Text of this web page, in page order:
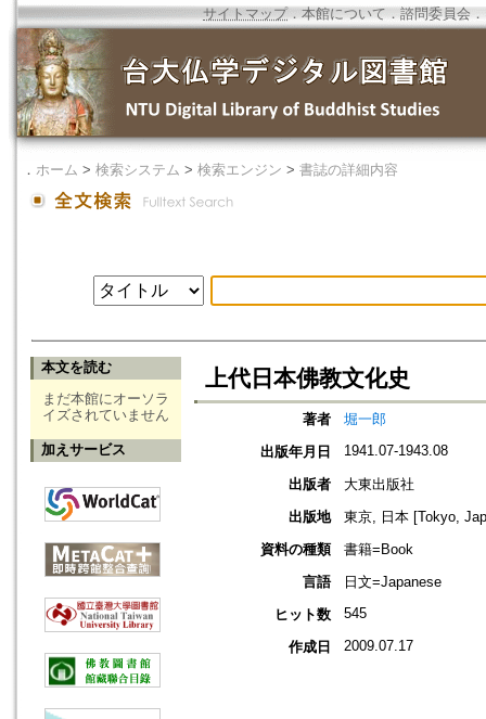
サイトマップ．本館について ． 諮問委員会 ．
． ホーム > 検索システム > 検索エンジン > 書誌の詳細内容
本文を読む
まだ本館にオーソラ
イズされていません
加えサービス
上代日本佛教文化史
著者
堀一郎
出版年月日
1941.07-1943.08
出版者
大東出版社
出版地
東京, 日本 [Tokyo,
資料の種類
書籍=Book
言語
日文=Japanese
ヒット数
545
作成日 2009.07.17